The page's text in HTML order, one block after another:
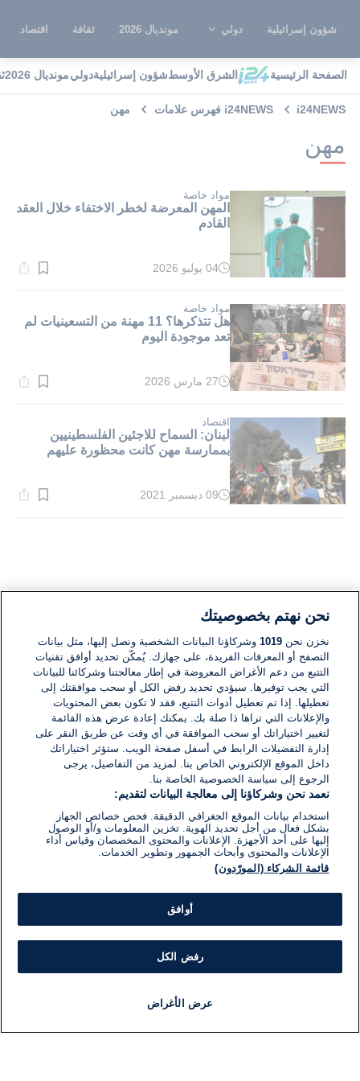
شؤون إسرائيلية دولي مونديال 2026 ثقافة اقتصاد
الصفحة الرئيسية الشرق الأوسطشؤون إسرائيليةدوليمونديال 2026
i24NEWS i24NEWS فهرس علامات مهن
مهن
مواد خاصة
المهن المعرضة لخطر الاختفاء خلال العقد
القادم
وقت
دقيقة.
04 يوليو 2026
مواد خاصة
هل تتذكرها؟ 11 مهنة من التسعينيات لم
تعد موجودة اليوم
وقت
دقيقة.
27 مارس 2026
اقتصاد
لبنان: السماح للاجئين الفلسطينيين
بممارسة مهن كانت محظورة عليهم
وقت
09 ديسمبر 2021
نحن نهتم بخصوصيتك
نخزن نحن1019 وشركاؤنا البيانات الشخصية ونصل إليها، مثل بيانات
التصفح أو المعرفات الفريدة، على جهازك. يُمكّن تحديد أوافق تقنيات
التتبع من دعم الأغراض المعروضة في إطار معالجتنا وشركائنا للبيانات
التي يجب توفيرها. سيؤدي تحديد رفض الكل أو سحب موافقتك إلى
تعطيلها. إذا تم تعطيل أدوات التتبع، فقد لا تكون بعض المحتويات
والإعلانات التي تراها ذا صلة بك. يمكنك إعادة عرض هذه القائمة
لتغيير اختياراتك أو سحب الموافقة في أي وقت عن طريق النقر على
إدارة التفضيلات الرابط في أسفل صفحة الويب. ستؤثر اختياراتك
داخل الموقع الإلكتروني الخاص بنا. لمزيد من التفاصيل، يرجى
الرجوع إلى سياسة الخصوصية الخاصة بنا.
نعمد نحن وشركاؤنا إلى معالجة البيانات لتقديم:
استخدام بيانات الموقع الجغرافي الدقيقة. فحص خصائص الجهاز
بشكل فعال من أجل تحديد الهوية. تخزين المعلومات و/أو الوصول
إليها على أحد الأجهزة. الإعلانات والمحتوى المخصصان وقياس أداء
الإعلانات والمحتوى وأبحاث الجمهور وتطوير الخدمات.
قائمة الشركاء (المورّدون)
أوافق
رفض الكل
عرض الأغراض